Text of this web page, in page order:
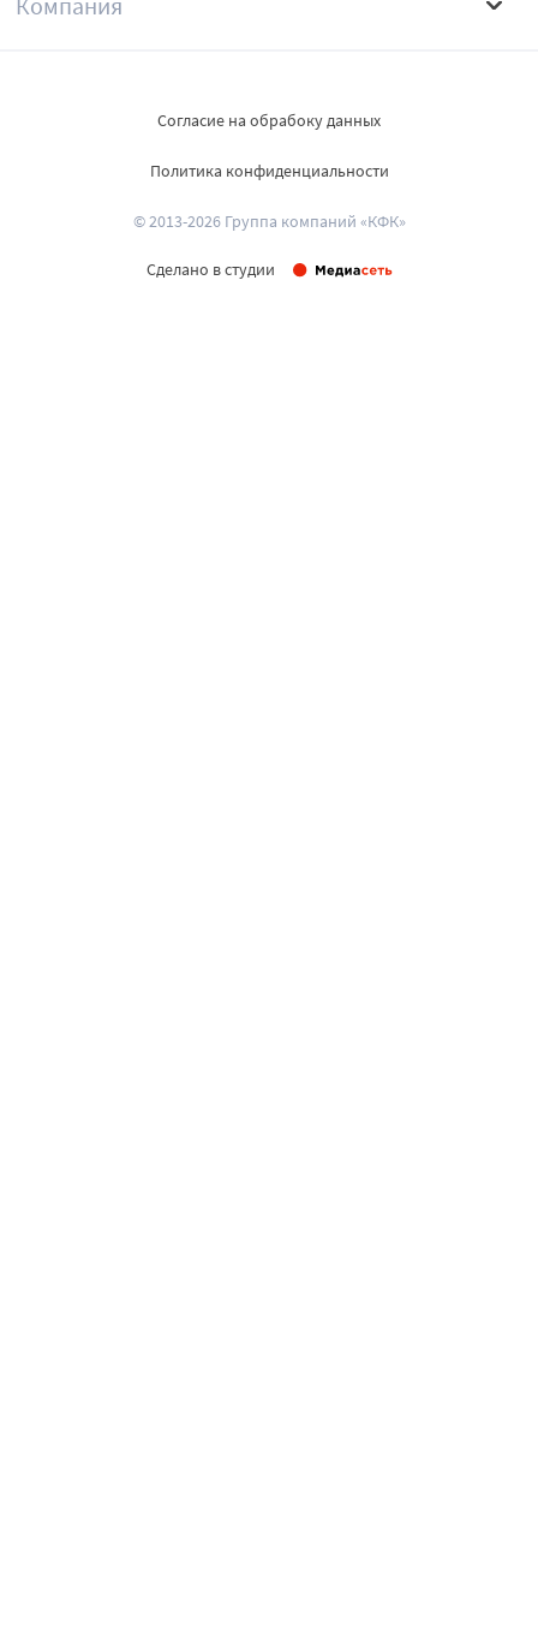
© 2013-2026 Группа компаний «КФК»
Политика конфиденциальности
Согласие на обрабоку данных
Сделано в студии